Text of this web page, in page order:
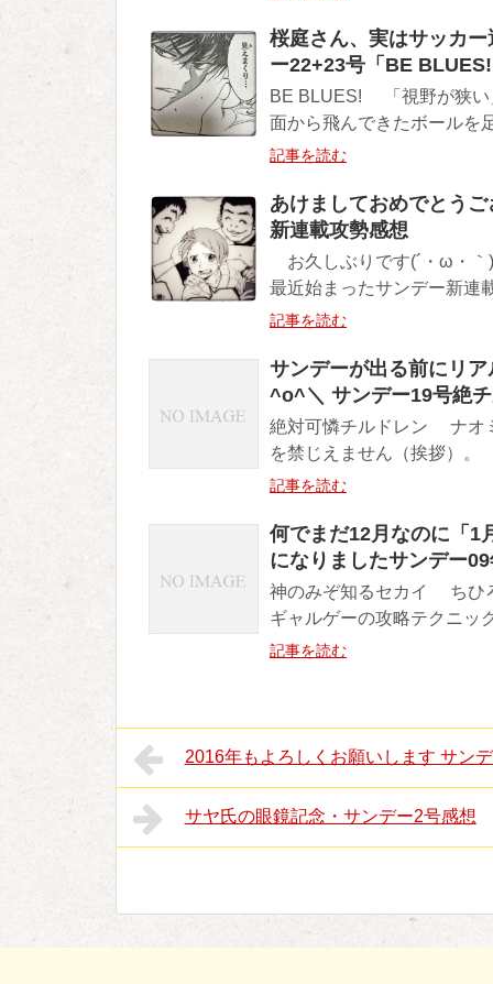
桜庭さん、実はサッカ
ー22+23号「BE
BE BLUES! 「視野が狭い
面から飛んできたボールを
記事を読む
あけましておめでとう
新連載攻勢感想
お久しぶりです(´・ω・
最近始まったサンデー新連
記事を読む
サンデーが出る前にリ
^o^＼ サンデー19号絶
絶対可憐チルドレン ナオ
を禁じえません（挨拶）
記事を読む
何でまだ12月なのに「1
になりましたサンデー
神のみぞ知るセカイ ちひ
ギャルゲーの攻略テクニッ
記事を読む
2016年もよろしくお願いします サン
サヤ氏の眼鏡記念・サンデー2号感想